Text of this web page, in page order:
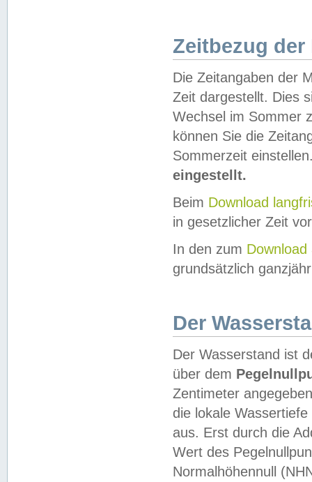
Zeitbezug der
Die Zeitangaben der
Zeit dargestellt. Dies
Wechsel im Sommer
können Sie die
Sommerzeit
eingestellt.
Beim Download
in gesetzlicher Zeit
In den zum Download
grundsätzlich
Der
Der Wasserstand ist
über dem
Zentimeter
die lokale
aus. Erst durch die
Wert des
Normalhöhennull